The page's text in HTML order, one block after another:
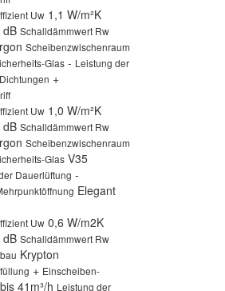
Uw 1,1 W/m²K
dB Schalldämmwert Rw
Scheibenzwischenraum
Glas - Leistung der
Dichtungen +
Uw 1,0 W/m²K
dB Schalldämmwert Rw
Scheibenzwischenraum
Glas V35
Dauerlüftung -
Elegant
Uw 0,6 W/m2K
dB Schalldämmwert Rw
Krypton
+ Einscheiben-
bis 41m³/h Leistung der